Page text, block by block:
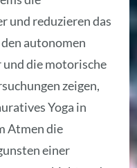
und reduzieren das
autonomen
und die motorische
zeigen,
Yoga in
Atmen die
einer